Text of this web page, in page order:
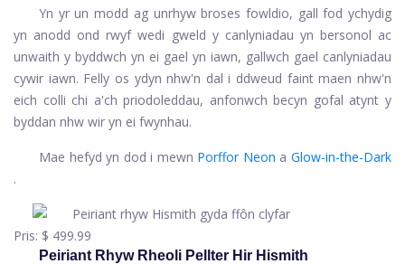
Yn yr un modd ag unrhyw broses fowldio, gall fod ychydig
yn anodd ond rwyf wedi gweld y canlyniadau yn bersonol ac
unwaith y byddwch yn ei gael yn iawn, gallwch gael canlyniadau
cywir iawn. Felly os ydyn nhw'n dal i ddweud faint maen nhw'n
eich colli chi a'ch priodoleddau, anfonwch becyn gofal atynt y
byddan nhw wir yn ei fwynhau.
Mae hefyd yn dod i mewn Porffor Neon aGlow-in-the-Dark
.
Pris: $ 499.99
Peiriant Rhyw Rheoli Pellter Hir Hismith